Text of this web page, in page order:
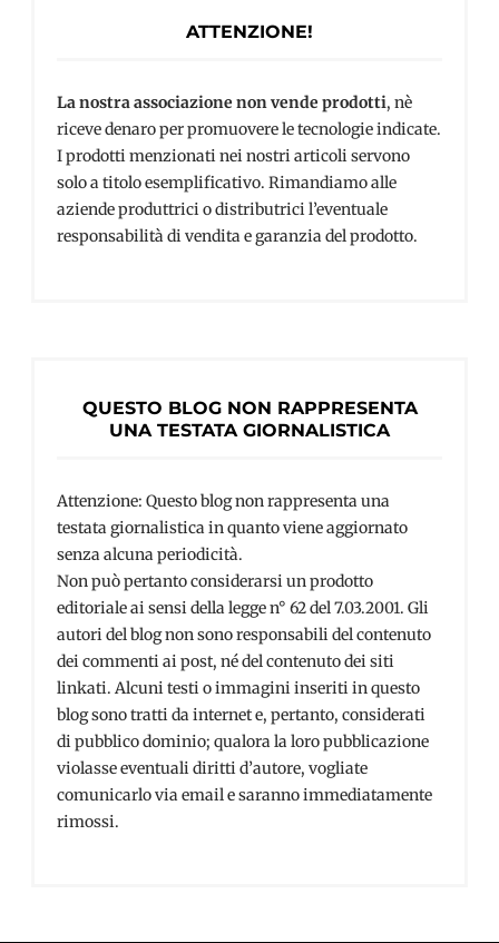
ATTENZIONE!
La nostra associazione non vende prodotti, nè
riceve denaro per promuovere le tecnologie indicate.
I prodotti menzionati nei nostri articoli servono
solo a titolo esemplificativo. Rimandiamo alle
aziende produttrici o distributrici l’eventuale
responsabilità di vendita e garanzia del prodotto.
QUESTO BLOG NON RAPPRESENTA
UNA TESTATA GIORNALISTICA
Attenzione: Questo blog non rappresenta una
testata giornalistica in quanto viene aggiornato
senza alcuna periodicità.
Non può pertanto considerarsi un prodotto
editoriale ai sensi della legge n° 62 del 7.03.2001. Gli
autori del blog non sono responsabili del contenuto
dei commenti ai post, né del contenuto dei siti
linkati. Alcuni testi o immagini inseriti in questo
blog sono tratti da internet e, pertanto, considerati
di pubblico dominio; qualora la loro pubblicazione
violasse eventuali diritti d’autore, vogliate
comunicarlo via email e saranno immediatamente
rimossi.